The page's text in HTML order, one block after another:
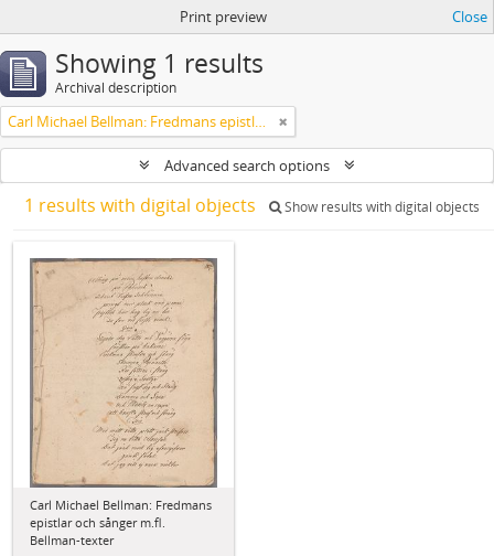
Print preview Close
Showing 1 results
Archival description
Carl Michael Bellman: Fredmans epistlar och sånger m.fl. Bellman-texter
Advanced search options
1 results with digital objects Show results with digital objects
Carl Michael Bellman: Fredmans
epistlar och sånger m.fl.
Bellman-texter